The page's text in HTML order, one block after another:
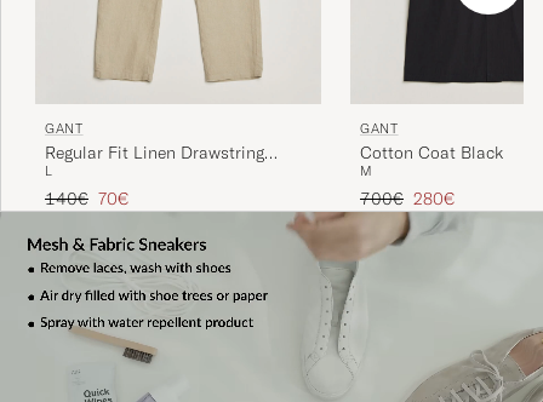
GANT
Regular Fit Linen Drawstring
Pants Oat Beige
L
Regulärer Preis
140€ Reduzierter Preis
70€
GANT
Cotton Coat Black
M
Regulärer Preis
700€ Reduzierter Preis
280€